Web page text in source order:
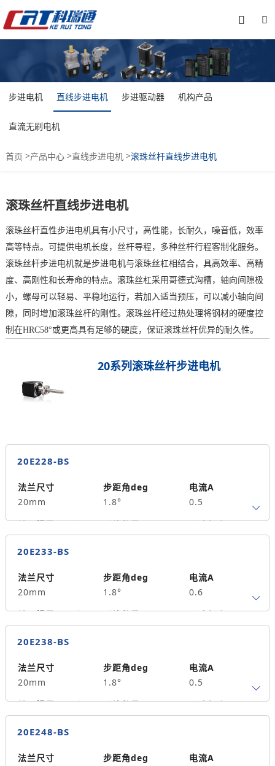


步进电机 直线步进电机 步进驱动器 机构产品
直流无刷电机
首页 >产品中心>直线步进电机>滚珠丝杆直线步进电机
滚珠丝杆直线步进电机
滚珠丝杆直性步进电机具有小尺寸，高性能，长耐久，噪音低，效率
高等特点。可提供电机长度，丝杆导程，多种丝杆行程客制化服务。
滚珠丝杆步进电机就是步进电机与滚珠丝杠相结合，具高效率、高精
度、高刚性和长寿命的特点。滚珠丝杠采用哥德式沟槽，轴向间隙极
小，螺母可以轻易、平稳地运行，若加入适当预压，可以减小轴向间
隙，同时增加滚珠丝杆的刚性。滚珠丝杆经过热处理将钢材的硬度控
制在HRC58°或更高具有足够的硬度，保证滚珠丝杆优异的耐久性。
20系列滚珠丝杆步进电机
20E228-BS
法兰尺寸
20mm
步距角deg
1.8°
电流A
0.5
转子惯量g.cm²
4
引线数量
28
马达长度mm
0.015
2
20E233-BS
法兰尺寸
20mm
步距角deg
1.8°
电流A
0.6
转子惯量g.cm²
4
引线数量
33
马达长度mm
0.018
2.8
20E238-BS
法兰尺寸
20mm
步距角deg
1.8°
电流A
0.5
转子惯量g.cm²
4
引线数量
38
马达长度mm
0.02
3.6
20E248-BS
法兰尺寸
步距角deg
电流A